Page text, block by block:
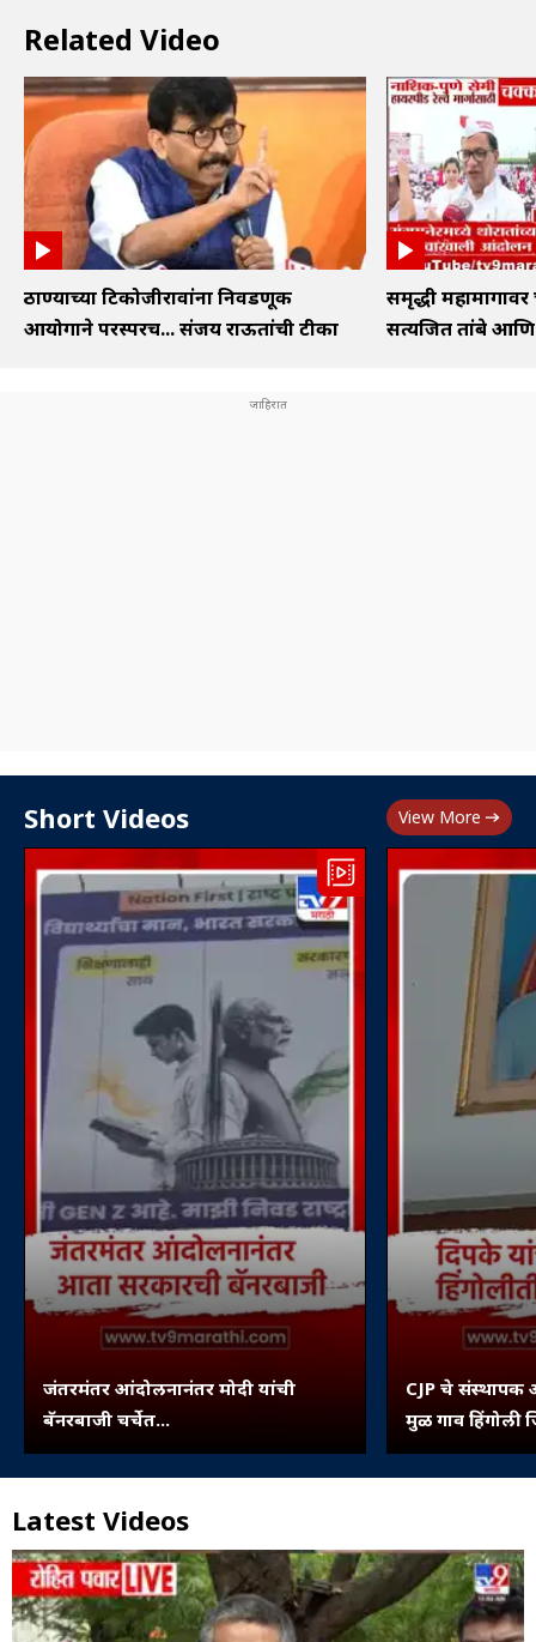
Related Video
ठाण्याच्या टिकोजीरावांना निवडणूक
आयोगाने परस्परच... संजय राऊतांची टीका
समृद्धी
सत्यजित तांबे आणि
Short Videos View More
जंतरमंतर आंदोलनानंतर मोदी यांची
बॅनरबाजी चर्चेत...
CJP चे संस्थापक
मुळ गाव हिंगोली
पिंपरी...
Latest Videos